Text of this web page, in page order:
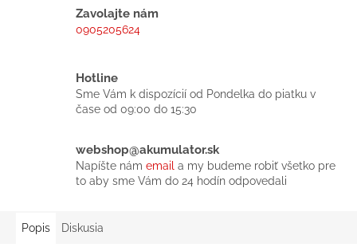
Zavolajte nám
0905205624
Hotline
Sme Vám k dispozícií od Pondelka do piatku v
čase od 09:00 do 15:30
webshop@akumulator.sk
Napíšte nám email a my budeme robiť všetko pre
to aby sme Vám do 24 hodín odpovedali
Popis Diskusia